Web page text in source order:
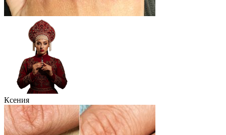
Ксения